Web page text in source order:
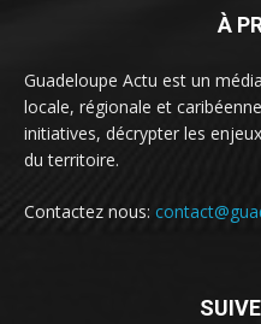
À
Guadeloupe Actu est un
locale, régionale et
initiatives, décrypter les
du territoire.
Contactez nous: